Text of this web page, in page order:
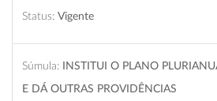
Status: Vigente
Súmula: INSTITUI O PLANO
E DÁ OUTRAS PROVIDÊNCIAS